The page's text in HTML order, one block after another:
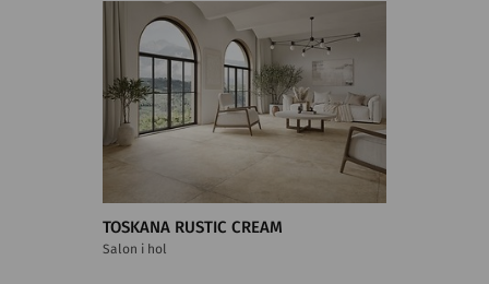
TOSKANA RUSTIC CREAM
Salon i hol